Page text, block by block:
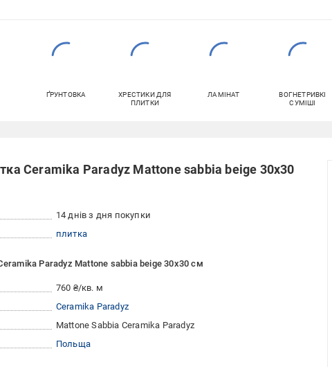
ҐРУНТОВКА
ХРЕСТИКИ ДЛЯ
ПЛИТКИ
ЛАМІНАТ
ВОГНЕТРИВКІ
СУМІШІ
Ceramika Paradyz Mattone sabbia beige 30x30
14 днів з дня покупки
плитка
Paradyz Mattone sabbia beige 30x30 см
760 ₴/кв. м
Ceramika Paradyz
Mattone Sabbia Ceramika Paradyz
Польща